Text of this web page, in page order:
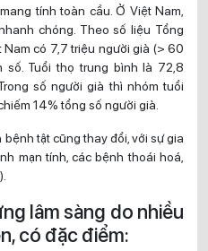
tính toàn cầu. Ở Việt Nam,
chóng. Theo số liệu Tổng
có 7,7 triệu người già (> 60
số. Tuổi thọ trung bình là 72,8
số người già thì nhóm tuổi
14% tổng số người già.
tật cũng thay đổi, với sự gia
mạn tính, các bệnh thoái hoá,
lâm sàng do nhiều
có đặc điểm: